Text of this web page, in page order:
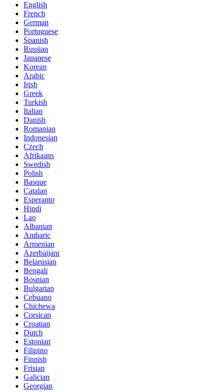
English
French
German
Portuguese
Spanish
Russian
Japanese
Korean
Arabic
Irish
Greek
Turkish
Italian
Danish
Romanian
Indonesian
Czech
Afrikaans
Swedish
Polish
Basque
Catalan
Esperanto
Hindi
Lao
Albanian
Amharic
Armenian
Azerbaijani
Belarusian
Bengali
Bosnian
Bulgarian
Cebuano
Chichewa
Corsican
Croatian
Dutch
Estonian
Filipino
Finnish
Frisian
Galician
Georgian